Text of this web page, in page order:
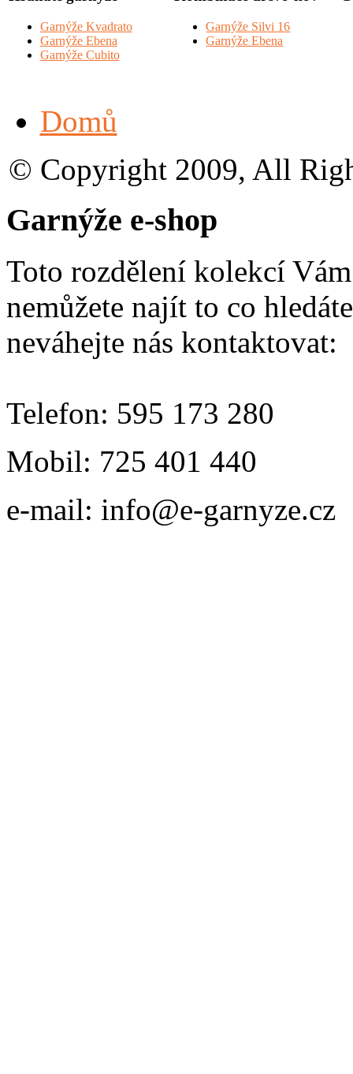
Garnýže Kvadrato
Garnýže Ebena
Garnýže Cubito
Garnýže Silvi 16
Garnýže Ebena
Domů
© Copyright 2009, All
Garnýže e-shop
Toto rozdělení kolekcí
nemůžete najít to co
neváhejte nás kontaktovat:
Telefon: 595 173 280
Mobil: 725 401 440
e-mail: info@e-garnyze.cz